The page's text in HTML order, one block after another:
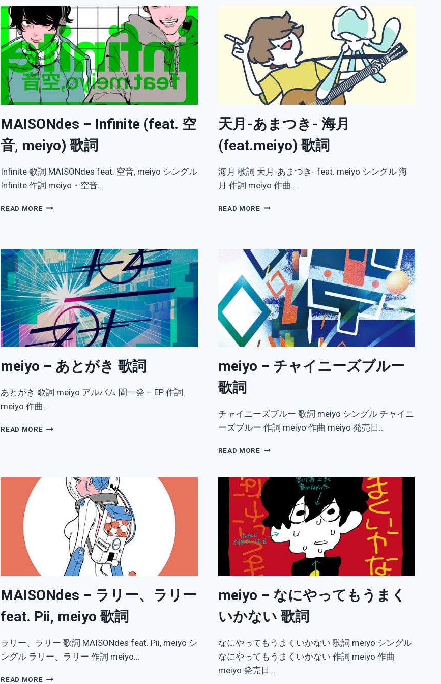
MAISONdes – Infinite (feat. 空
音, meiyo) 歌詞
Infinite 歌詞 MAISONdes feat. 空音, meiyo シングル
Infinite 作詞 meiyo・空音…
READ MOREMAISONDES
空
音,
MEIYO)
歌
詞
天月-あまつき- 海月
(feat.meiyo) 歌詞
海月 歌詞 天月-あまつき- feat. meiyo シングル 海
月 作詞 meiyo 作曲…
READ MORE天
つ
き-
海
月
(FEAT.MEIYO)
歌
詞
meiyo – あとがき 歌詞
あとがき 歌詞 meiyo アルバム 間一発 – EP 作詞
meiyo 作曲…
READ MOREMEIYO
meiyo – チャイニーズブルー
歌詞
チャイニーズブルー 歌詞 meiyo シングル チャイニ
ーズブルー 作詞 meiyo 作曲 meiyo 発売日…
READ MOREMEIYO
ャ
イ
ニ
ー
ズ
ブ
ル
ー
歌
詞
MAISONdes – ラリー、ラリー
feat. Pii, meiyo 歌詞
ラリー、ラリー 歌詞 MAISONdes feat. Pii, meiyo シ
ングル ラリー、ラリー 作詞 meiyo…
READ MOREMAISONDES
meiyo – なにやってもうまく
いかない 歌詞
なにやってもうまくいかない 歌詞 meiyo シングル
なにやってもうまくいかない 作詞 meiyo 作曲
meiyo 発売日…